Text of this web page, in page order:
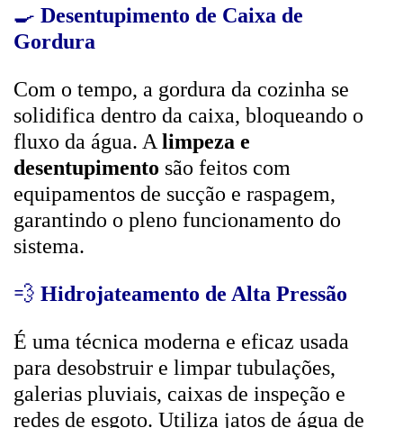
🍳 Desentupimento de Caixa de
Gordura
Com o tempo, a gordura da cozinha se
solidifica dentro da caixa, bloqueando o
fluxo da água. A limpeza e
desentupimento são feitos com
equipamentos de sucção e raspagem,
garantindo o pleno funcionamento do
sistema.
💨 Hidrojateamento de Alta Pressão
É uma técnica moderna e eficaz usada
para desobstruir e limpar tubulações,
galerias pluviais, caixas de inspeção e
redes de esgoto. Utiliza jatos de água de